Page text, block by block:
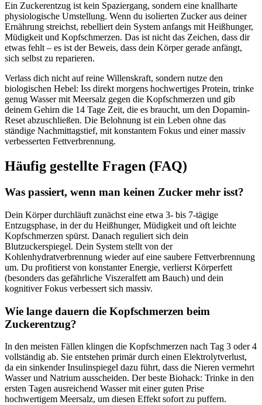
Ein Zuckerentzug ist kein Spaziergang, sondern eine knallharte
physiologische Umstellung. Wenn du isolierten Zucker aus deiner
Ernährung streichst, rebelliert dein System anfangs mit Heißhunger,
Müdigkeit und Kopfschmerzen. Das ist nicht das Zeichen, dass dir
etwas fehlt – es ist der Beweis, dass dein Körper gerade anfängt,
sich selbst zu reparieren.
Verlass dich nicht auf reine Willenskraft, sondern nutze den
biologischen Hebel: Iss direkt morgens hochwertiges Protein, trinke
genug Wasser mit Meersalz gegen die Kopfschmerzen und gib
deinem Gehirn die 14 Tage Zeit, die es braucht, um den Dopamin-
Reset abzuschließen. Die Belohnung ist ein Leben ohne das
ständige Nachmittagstief, mit konstantem Fokus und einer massiv
verbesserten Fettverbrennung.
Häufig gestellte Fragen (FAQ)
Was passiert, wenn man keinen Zucker mehr isst?
Dein Körper durchläuft zunächst eine etwa 3- bis 7-tägige
Entzugsphase, in der du Heißhunger, Müdigkeit und oft leichte
Kopfschmerzen spürst. Danach reguliert sich dein
Blutzuckerspiegel. Dein System stellt von der
Kohlenhydratverbrennung wieder auf eine saubere Fettverbrennung
um. Du profitierst von konstanter Energie, verlierst Körperfett
(besonders das gefährliche Viszeralfett am Bauch) und dein
kognitiver Fokus verbessert sich massiv.
Wie lange dauern die Kopfschmerzen beim
Zuckerentzug?
In den meisten Fällen klingen die Kopfschmerzen nach Tag 3 oder 4
vollständig ab. Sie entstehen primär durch einen Elektrolytverlust,
da ein sinkender Insulinspiegel dazu führt, dass die Nieren vermehrt
Wasser und Natrium ausscheiden. Der beste Biohack: Trinke in den
ersten Tagen ausreichend Wasser mit einer guten Prise
hochwertigem Meersalz, um diesen Effekt sofort zu puffern.